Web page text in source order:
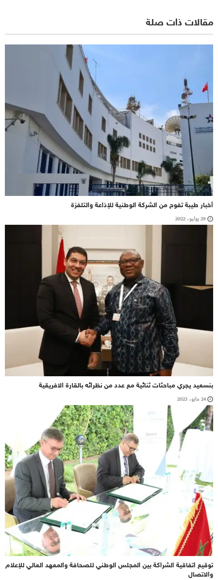
مقالات ذات صلة
أخبار طيبة تفوح من الشركة الوطنية للإذاعة والتلفزة
29 يوليو، 2022
بنسعيد يجري مباحثات ثنائية مع عدد من نظرائه بالقارة الافريقية
24 مايو، 2023
توقيع اتفاقية الشراكة بين المجلس الوطني للصحافة والمعهد العالي للإعلام
والاتصال